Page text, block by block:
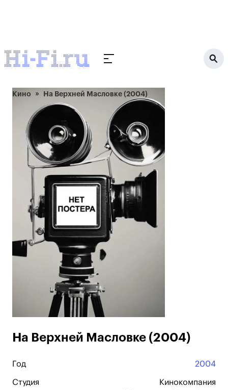
Кино На Верхней Масловке (2004)
На Верхней Масловке (2004)
Год 2004
Студия
Кинокомпания